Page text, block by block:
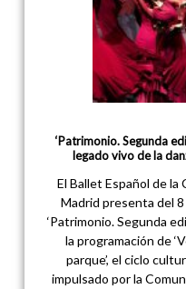
‘Patrimonio. Segunda
legado vivo de la
El Ballet Español de la
Madrid presenta del 8
‘Patrimonio. Segunda
la programación de
parque’, el ciclo
impulsado por la